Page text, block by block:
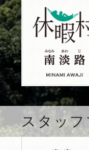
スタッ